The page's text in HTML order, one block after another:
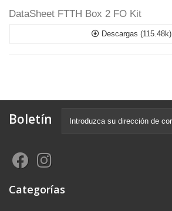
DataSheet FTTH Box 2 FO Kit
Descargas (115.48k)
Boletín
Categorías